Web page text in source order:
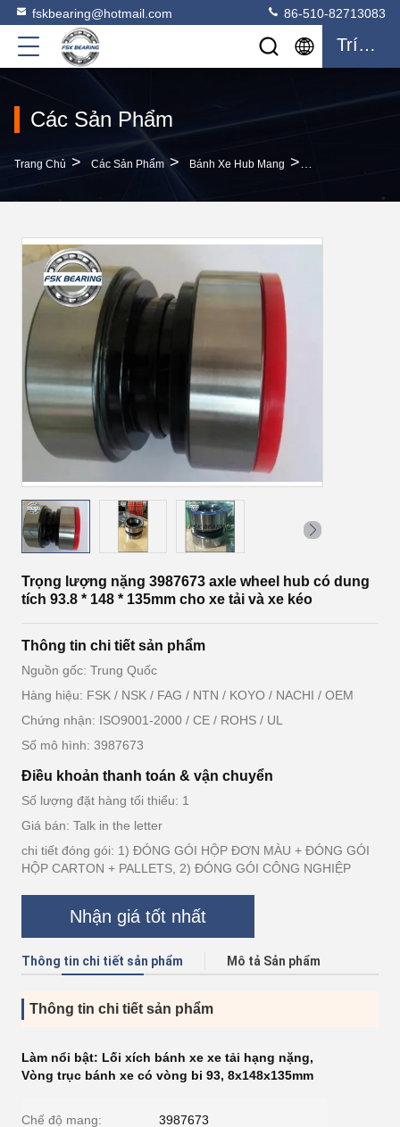
fskbearing@hotmail.com 86-510-82713083
Trích Dẫn
Các Sản Phẩm
Trang Chủ > Các Sản Phẩm > Bánh Xe Hub Mang >
Trọng lượng nặng 3987673 axle wheel hub có dung
tích 93.8 * 148 * 135mm cho xe tải và xe kéo
Thông tin chi tiết sản phẩm
Nguồn gốc: Trung Quốc
Hàng hiệu: FSK / NSK / FAG / NTN / KOYO / NACHI / OEM
Chứng nhận: ISO9001-2000 / CE / ROHS / UL
Số mô hình: 3987673
Điều khoản thanh toán & vận chuyển
Số lượng đặt hàng tối thiểu: 1
Giá bán: Talk in the letter
chi tiết đóng gói: 1) ĐÓNG GÓI HỘP ĐƠN MÀU + ĐÓNG GÓI
HỘP CARTON + PALLETS, 2) ĐÓNG GÓI CÔNG NGHIỆP
Nhận giá tốt nhất
Thông tin chi tiết sản phẩm Mô tả Sản phẩm
Thông tin chi tiết sản phẩm
Làm nổi bật: Lối xích bánh xe xe tải hạng nặng,
Vòng trục bánh xe có vòng bi 93, 8x148x135mm
Chế độ mang: 3987673